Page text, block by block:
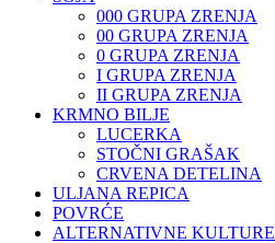
000 GRUPA ZRENJA
00 GRUPA ZRENJA
0 GRUPA ZRENJA
I GRUPA ZRENJA
II GRUPA ZRENJA
KRMNO BILJE
LUCERKA
STOČNI GRAŠAK
CRVENA DETELINA
ULJANA REPICA
POVRĆE
ALTERNATIVNE KULTURE